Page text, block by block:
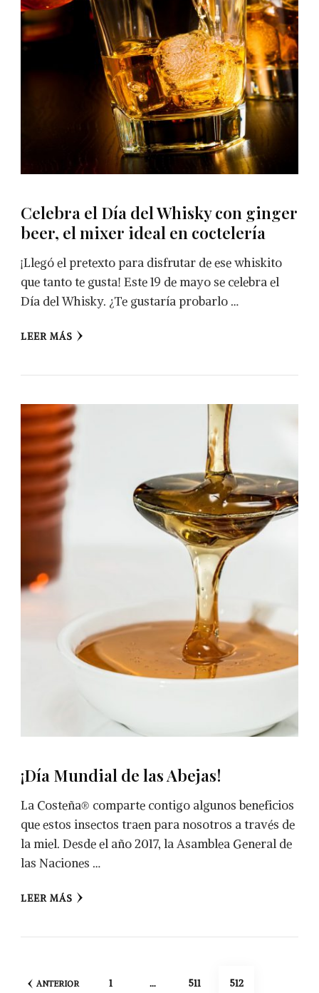
Celebra el Día del Whisky con ginger
beer, el mixer ideal en coctelería
¡Llegó el pretexto para disfrutar de ese whiskito
que tanto te gusta! Este 19 de mayo se celebra el
Día del Whisky. ¿Te gustaría probarlo …
LEER MÁS
¡Día Mundial de las Abejas!
La Costeña® comparte contigo algunos beneficios
que estos insectos traen para nosotros a través de
la miel. Desde el año 2017, la Asamblea General de
las Naciones …
LEER MÁS
Navegación
ANTERIOR PÁGINA
1 … PÁGINA
511 PÁGINA
512